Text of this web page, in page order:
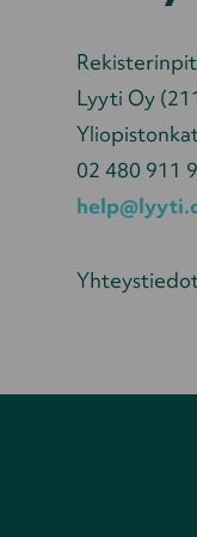
Lyyti Oy
02 480 911